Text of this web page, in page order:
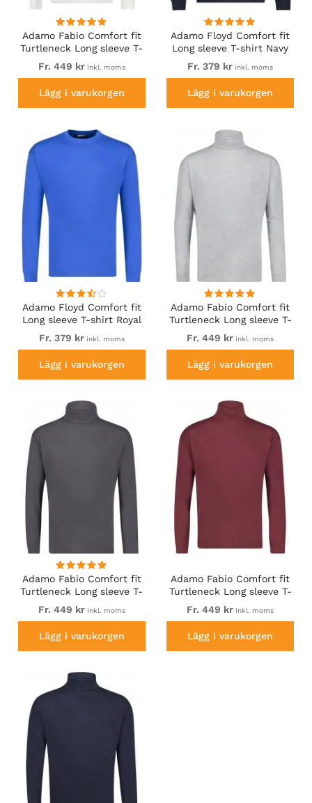
Adamo Fabio Comfort fit
Turtleneck Long sleeve T-
shirt White
Fr. 449 krinkl. moms
Lägg i varukorgen
Adamo Floyd Comfort fit
Long sleeve T-shirt Navy
Fr. 379 kr inkl. moms
Lägg i varukorgen
Adamo Floyd Comfort fit
Long sleeve T-shirt Royal
Blue
Fr. 379 krinkl. moms
Lägg i varukorgen
Adamo Fabio Comfort fit
Turtleneck Long sleeve T-
shirt Grey
Fr. 449 kr inkl. moms
Lägg i varukorgen
Adamo Fabio Comfort fit
Turtleneck Long sleeve T-
shirt Charcoal
Fr. 449 krinkl. moms
Lägg i varukorgen
Adamo Fabio Comfort fit
Turtleneck Long sleeve T-
shirt Burgundy
Fr. 449 kr inkl. moms
Lägg i varukorgen